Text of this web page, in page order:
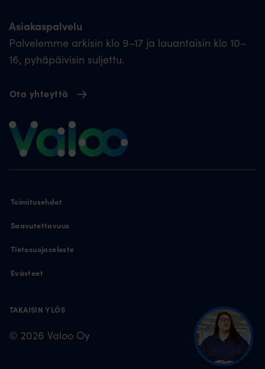
Asiakaspalvelu
Palvelemme arkisin klo 9–17 ja lauantaisin klo 10–
16, pyhäpäivisin suljettu.
Ota yhteyttä
TAKAISIN YLÖS
© 2026 Valoo Oy
Toimitusehdot
Saavutettavuus
Tietosuojaseloste
Evästeet